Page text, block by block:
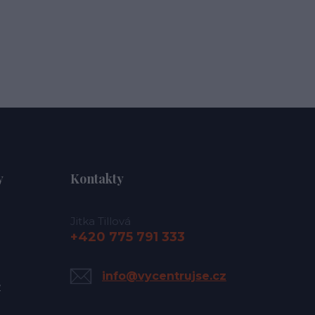
Kontakty
Jitka Tillová
+420 775 791 333
info@vycentrujse.cz